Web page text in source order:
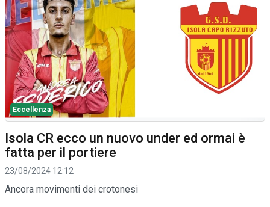
Eccellenza
Isola CR ecco un nuovo under ed ormai è
fatta per il portiere
23/08/2024 12:12
Ancora movimenti dei crotonesi